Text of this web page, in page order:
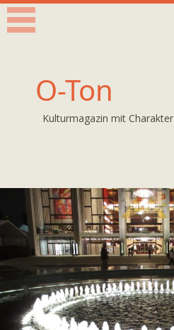
O-Ton
Kulturmagazin mit Charakter